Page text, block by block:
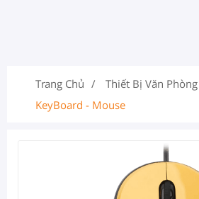
Trang Chủ
Thiết Bị Văn Phòng
KeyBoard - Mouse